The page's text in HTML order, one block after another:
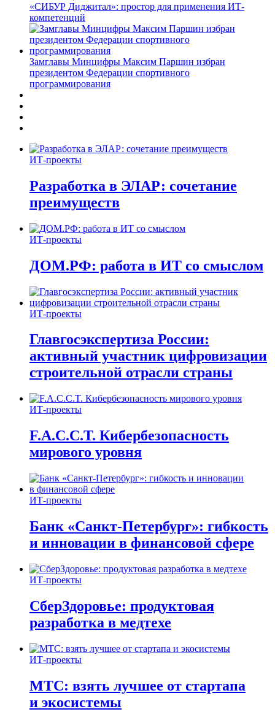
«СИБУР Диджитал»: простор для применения ИТ-
компетенций
Замглавы Минцифры Максим Паршин избран
президентом Федерации спортивного
программирования
ИТ-проекты
Разработка в ЭЛАР: сочетание
преимуществ
ИТ-проекты
ДОМ.РФ: работа в ИТ со смыслом
ИТ-проекты
Главгосэкспертиза России:
активный участник цифровизации
строительной отрасли страны
ИТ-проекты
F.A.C.C.T. Кибербезопасность
мирового уровня
ИТ-проекты
Банк «Санкт-Петербург»: гибкость
и инновации в финансовой сфере
ИТ-проекты
СберЗдоровье: продуктовая
разработка в медтехе
ИТ-проекты
МТС: взять лучшее от стартапа
и экосистемы